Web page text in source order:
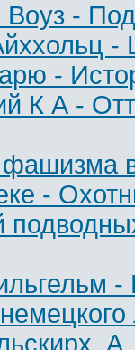
-
-
-
К А -
фашизма
-